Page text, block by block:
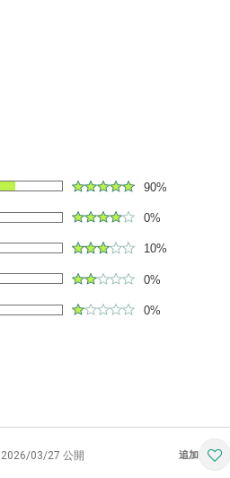
90%
0%
10%
0%
0%
2026/03/27 公開